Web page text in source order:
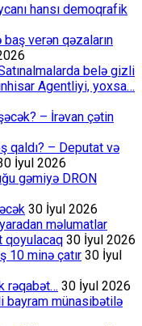
hansı demoqrafik
baş verən qəzaların
belə gizli
Agentliyi, yoxsa…
– İrəvan çətin
qaldı? – Deputat və
İyul 2026
gəmiyə DRON
30 İyul 2026
məlumatlar
qoyulacaq 30 İyul 2026
10 minə çatır 30 İyul
rəqabət… 30 İyul 2026
bayram münasibətilə